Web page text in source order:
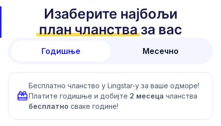
Изаберите најбољи
план чланстваза вас
Годишње Месечно
Бесплатно чланство у Lingstar-у за ваше одморе!
Платите годишње и добијте 2 месеца чланства
бесплатно сваке године!